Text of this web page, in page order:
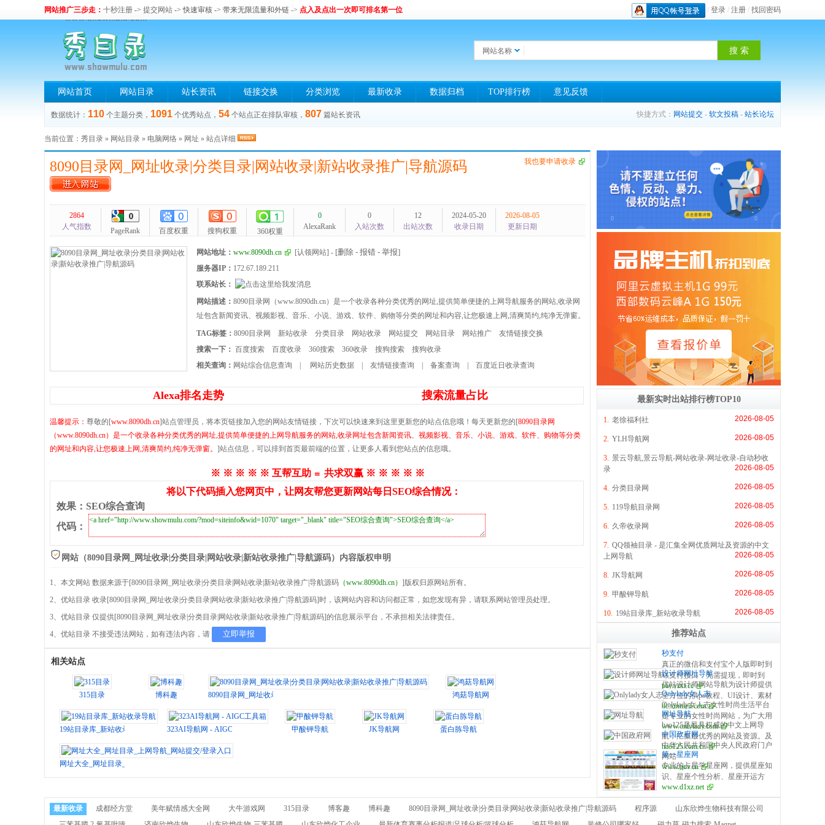
网站推广三步走： 十秒注册 -> 提交网站 -> 快速审核 -> 带来无限流量和外链 -> 点入及点出一次即可排名第一位 / 登录 / 注册 / 找回密码
网站名称
网站首页 网站目录 站长资讯 链接交换 分类浏览 最新收录 数据归档 TOP排行榜 意见反馈
数据统计： 110 个主题分类， 1091 个优秀站点， 54 个站点正在排队审核， 807 篇站长资讯 快捷方式： 网站提交 - 软文投稿 - 站长论坛
当前位置： 秀目录 » 网站目录 » 电脑网络 » 网址 » 站点详细
我也要申请收录
8090目录网_网址收录|分类目录|网站收录|新站收录推广|导航源码
2864
人气指数
PageRank 百度权重 搜狗权重 360权重
0
AlexaRank
0
入站次数
12
出站次数
2024-05-20
收录日期
2026-08-05
更新日期
网站地址： www.8090dh.cn [认领网站] - [删除 - 报错 - 举报]
服务器IP： 172.67.189.211
联系站长：
网站描述： 8090目录网（www.8090dh.cn）是一个收录各种分类优秀的网址,提供简单便捷的上网导航服务的网站,收录网
址包含新闻资讯、视频影视、音乐、小说、游戏、软件、购物等分类的网址和内容,让您极速上网,清爽简约,纯净无弹窗。
TAG标签： 8090目录网 新站收录 分类目录 网站收录 网站提交 网站目录 网站推广
友情链接交换
搜索一下： 百度搜索 百度收录 360搜索 360收录 搜狗搜索
搜狗收录
相关查询： 网站综合信息查询 网站历史数据 友情链接查询 备案查询 百度近日收录查询
Alexa排名走势 搜索流量占比
温馨提示： 尊敬的[www.8090dh.cn]站点管理员，将本页链接加入您的网站友情链接，下次可以快速来到这里更新您的站点信息哦！每天更新您的[8090目录网
（www.8090dh.cn）是一个收录各种分类优秀的网址,提供简单便捷的上网导航服务的网站,收录网址包含新闻资讯、视频影视、音乐、小说、游戏、软件、购物等分类
的网址和内容,让您极速上网,清爽简约,纯净无弹窗。 ]站点信息，可以排到首页最前端的位置，让更多人看到您站点的信息哦。
※ ※ ※ ※ ※ 互帮互助 ≌ 共求双赢 ※ ※ ※ ※ ※
将以下代码插入您网页中，让网友帮您更新网站每日SEO综合情况：
效果 ： SEO综合查询
代码 ：
网站（8090目录网_网址收录|分类目录|网站收录|新站收录推广|导航源码）内容版权申明
1、本文网站 数据来源于[8090目录网_网址收录|分类目录|网站收录|新站收录推广|导航源码 （www.8090dh.cn） ]版权归原网站所有。
2、优站目录 收录[8090目录网_网址收录|分类目录|网站收录|新站收录推广|导航源码]时，该网站内容和访问都正常，如您发现有异，请联系网站管理员处理。
3、优站目录 仅提供[8090目录网_网址收录|分类目录|网站收录|新站收录推广|导航源码]的信息展示平台，不承担相关法律责任。
4、优站目录 不接受违法网站，如有违法内容，请
立即举报
相关站点
315目录 博科趣 8090目录网_网址收录|分类目录|网站收录|新站收录推广|导航源码 鸿菇导航网
19站目录库_新站收录导航 323AI导航网 - AIGC工具箱 甲酸钾导航 JK导航网 蛋白胨导航
网址大全_网址目录_上网导航_网站提交/登录入口
最新实时出站排行榜TOP10
1. 老徐福利社 2026-08-05
2. YLH导航网 2026-08-05
3. 景云导航,景云导航-网站收录-网址收录-自动秒收
录
2026-08-05
4. 分类目录网 2026-08-05
5. 119导航目录网 2026-08-05
6. 久帝收录网 2026-08-05
7. QQ领袖目录 - 是汇集全网优质网址及资源的中文
上网导航
2026-08-05
8. JK导航网 2026-08-05
9. 甲酸钾导航 2026-08-05
10. 19站目录库_新站收录导航 2026-08-05
推荐站点
秒支付
真正的微信和支付宝个人版即时到
账支付接口，无需提现，即时到
账，100%资金安全，彩虹系统合
作服务商，无需手续费，无需人工
操作，是个人收款的最佳解决方
案。
pay.yzxt.cc
设计师网址导航
优站设计师网站导航为设计师提供
全方位的供ps教程、UI设计、素材
下载、高清图库、配色方案、用户
体验、网页设计等全方位设计师网
站导航指引。每周更新及时，同时
是优站网（YOUZHAN.CO）旗下
最实用、最专业、最全面、最好用
的设计师网址导航！
dc.xinmeit.com
Onlylady女人志
Onlylady女人志女性时尚生活平台
是专业的女性时尚网站，为广大用
户提供专业的时尚潮流、美容方
法、流行趋势、服饰时装资讯，打
造专业时尚、美容、生活、达人、
互动平台。
www.onlylady.com
网址导航
hao125是最具权威的中文上网导
航，汇集最优秀的网站及资源。及
时收录影视、音乐、小说、游戏等
分类的网址和内容，让您的网络生
活更简单精彩。上网，从hao125开
始。
hao125.com.cn
中国政府网
中华人民共和国中央人民政府门户
网站
www.gov.cn
第一星座网
专业的占星学星座网，提供星座知
识、星座个性分析、星座开运方
法、星座运势、配对、查询以及心
水、生肖等星相命理相关内容。
www.d1xz.net
最新收录 成都经方堂 美年赋情感大全网 大牛游戏网 315目录 博客趣 博科趣 8090目录网_网址收录|分类目录|网站收录|新站收录推广|导航源码 程序源
山东欣烨生物科技有限公司